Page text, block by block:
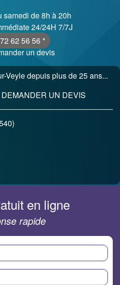
samedi de 8h à 20h
24/24H 7/7J
62 56 56 *
un devis
Veyle depuis plus de 25 ans...
DEMANDER UN DEVIS
en ligne
rapide